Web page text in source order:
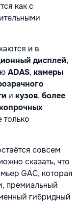
как с
и в
дисплей,
ADAS, камеры
и кузов, более
только
совсем
сказать, что
GAC, которая
премиальный
гибридный